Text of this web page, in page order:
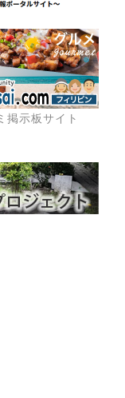
掲示板サイト